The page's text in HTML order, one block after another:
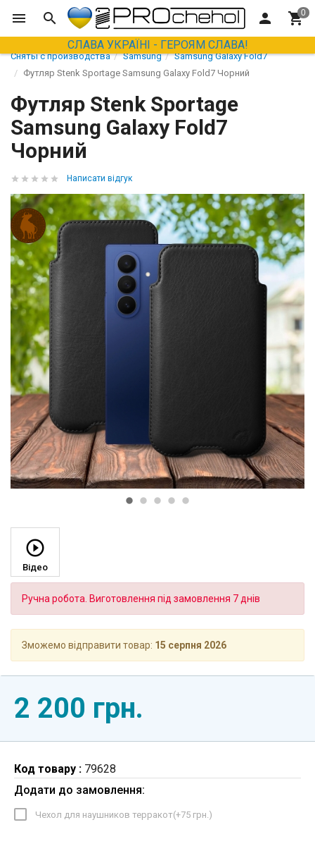
СЛАВА УКРАЇНІ - ГЕРОЯМ СЛАВА!
Сняты с производства Samsung
Samsung Galaxy Fold7
Футляр Stenk Sportage Samsung Galaxy Fold7 Чорний
Футляр Stenk Sportage
Samsung Galaxy Fold7
Чорний
Написати відгук
Відео
Ручна робота. Виготовлення під замовлення 7 днів
Зможемо відправити товар: 15 серпня 2026
2 200 грн.
Код товару : 79628
Додати до замовлення:
Чехол для наушников терракот(+75 грн.)